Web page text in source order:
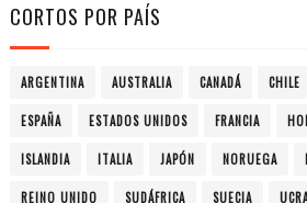
CORTOS POR PAÍS
ARGENTINA AUSTRALIA CANADÁ CHILE
ESPAÑA ESTADOS UNIDOS FRANCIA
ISLANDIA ITALIA JAPÓN NORUEGA
REINO UNIDO SUDÁFRICA SUECIA